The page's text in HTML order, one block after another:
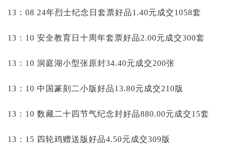
13：08 24年烈士纪念日套票好品1.40元成交1058套
13：10 安全教育日十周年套票好品2.00元成交300套
13：10 洞庭湖小型张原封34.40元成交200张
13：10 中国篆刻二小版好品13.80元成交210版
13：10 数藏二十四节气纪念封好品880.00元成交15套
13：15 四轮鸡赠送版好品4.50元成交309版